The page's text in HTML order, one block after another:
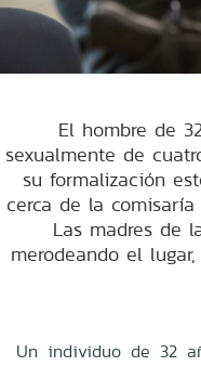
El hombre de
sexualmente de
su formalización
cerca de la
Las madres de
merodeando el
Un individuo de 32